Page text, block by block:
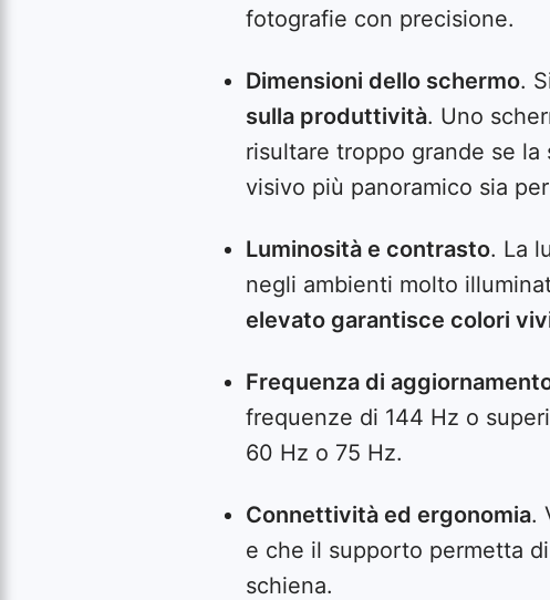
fotografie con precisione.
Dimensioni dello schermo.
sulla produttività. Uno
risultare troppo grande se
visivo più panoramico sia
Luminosità e contrasto. La
negli ambienti molto
elevato garantisce colori
Frequenza di
frequenze di 144 Hz o
60 Hz o 75 Hz.
Connettività ed ergonomia.
e che il supporto permetta
schiena.